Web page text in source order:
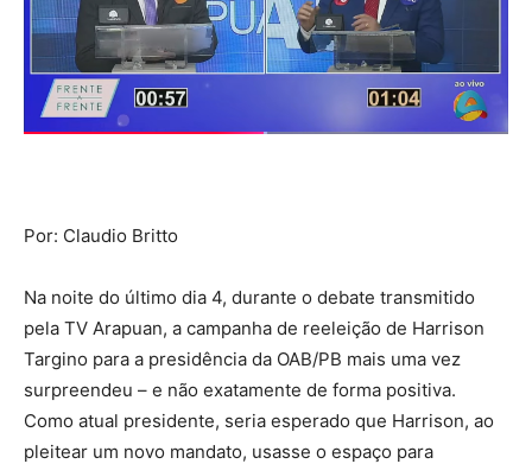
Por: Claudio Britto
Na noite do último dia 4, durante o debate transmitido
pela TV Arapuan, a campanha de reeleição de Harrison
Targino para a presidência da OAB/PB mais uma vez
surpreendeu – e não exatamente de forma positiva.
Como atual presidente, seria esperado que Harrison, ao
pleitear um novo mandato, usasse o espaço para